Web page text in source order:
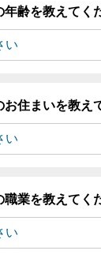
齢を教えてく
住まいを教え
業を教えてく